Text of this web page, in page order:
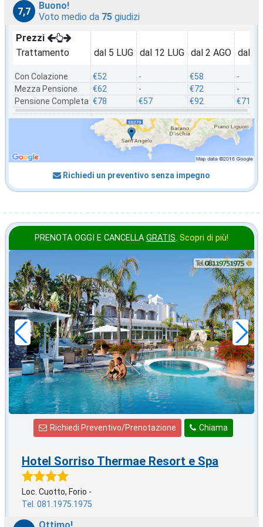
7,7
Buono!
Voto medio da 75 giudizi
Prezzi
Trattamento
Con Colazione
Mezza Pensione
Pensione Completa
dal 5 LUG
€52
€62
€78
dal 12 LUG
-
-
€57
dal 2 AGO
€58
€72
€92
dal 2
-
-
€71
Richiedi un preventivo senza impegno
PRENOTA OGGI E CANCELLA GRATIS. Scopri di più!
agosto
in offerta da
€87,00
a notte
Chiama
Richiedi Preventivo/Prenotazione
Hotel Sorriso Thermae Resort e Spa
Loc. Cuotto, Forio -
Tel. 081.1975.1975
Ottimo!